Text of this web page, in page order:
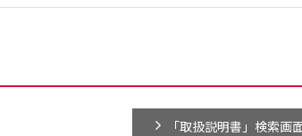
「取扱説明書」検索画